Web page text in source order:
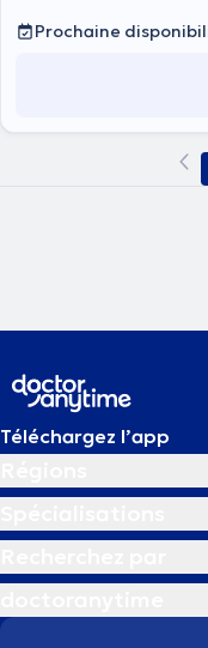
Prochaine
Téléchargez l’app